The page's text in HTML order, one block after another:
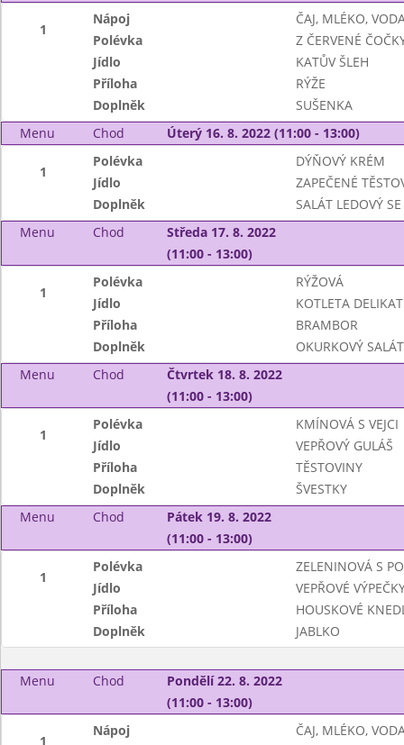
1
Nápoj
ČAJ, MLÉKO,
Polévka
Z ČERVENÉ
Jídlo
KATŮV ŠLEH
Příloha
RÝŽE
Doplněk
SUŠENKA
Menu
Chod Úterý 16. 8. 2022 (11:00 - 13:00)
1
Polévka
DÝŇOVÝ KRÉM
Jídlo
ZAPEČENÉ
Doplněk
SALÁT LEDOVÝ
Menu
Chod
Středa 17. 8. 2022
(11:00 - 13:00)
1
Polévka
RÝŽOVÁ
Jídlo
KOTLETA
Příloha
BRAMBOR
Doplněk
OKURKOVÝ SALÁT
Menu
Chod
Čtvrtek 18. 8. 2022
(11:00 - 13:00)
1
Polévka
KMÍNOVÁ S VEJCI
Jídlo
VEPŘOVÝ GULÁŠ
Příloha
TĚSTOVINY
Doplněk
ŠVESTKY
Menu
Chod
Pátek 19. 8. 2022
(11:00 - 13:00)
1
Polévka
ZELENINOVÁ S
Jídlo
VEPŘOVÉ
Příloha
HOUSKOVÉ
Doplněk
JABLKO
Menu Chod
Pondělí 22. 8. 2022
(11:00 - 13:00)
1
Nápoj
ČAJ, MLÉKO,